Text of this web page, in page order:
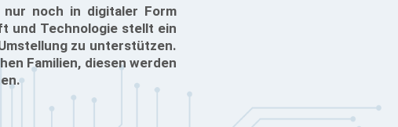
noch in digitaler Form
und Technologie stellt ein
zu unterstützen.
Familien, diesen werden